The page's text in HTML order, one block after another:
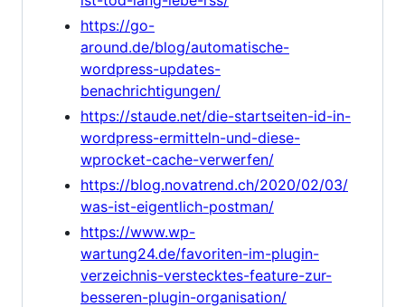
https://go-
around.de/blog/automatische-
wordpress-updates-
benachrichtigungen/
https://staude.net/die-startseiten-id-in-
wordpress-ermitteln-und-diese-
wprocket-cache-verwerfen/
https://blog.novatrend.ch/2020/02/03/
was-ist-eigentlich-postman/
https://www.wp-
wartung24.de/favoriten-im-plugin-
verzeichnis-verstecktes-feature-zur-
besseren-plugin-organisation/